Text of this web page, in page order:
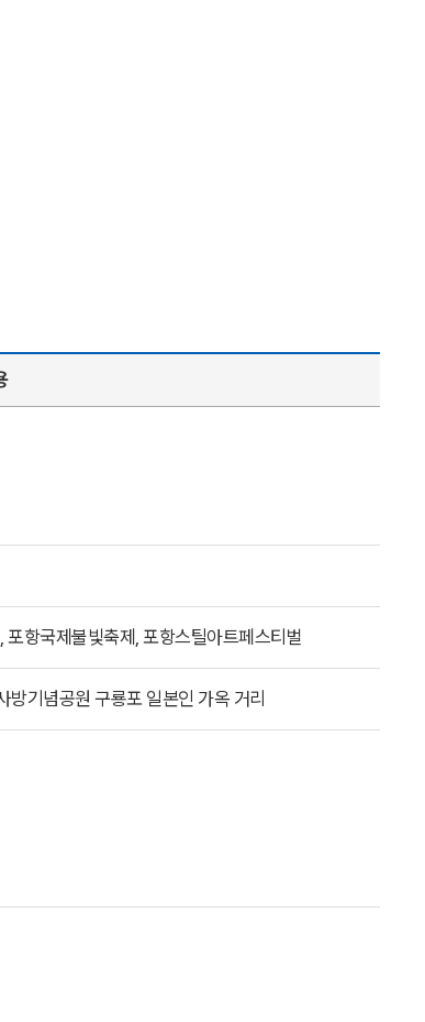
항국제불빛축제, 포항스틸아트페스티벌
방기념공원 구룡포 일본인 가옥 거리